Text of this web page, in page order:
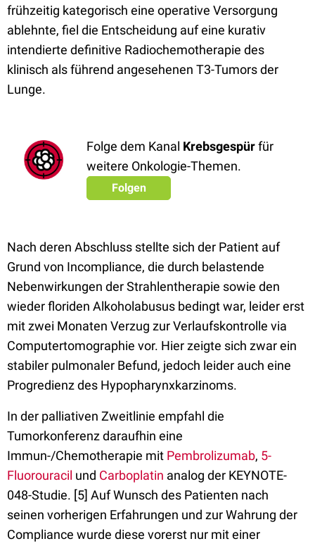
frühzeitig kategorisch eine operative Versorgung
ablehnte, fiel die Entscheidung auf eine kurativ
intendierte definitive Radiochemotherapie des
klinisch als führend angesehenen T3-Tumors der
Lunge.
Folge dem Kanal Krebsgespürfür
weitere Onkologie-Themen.
Folgen
Nach deren Abschluss stellte sich der Patient auf
Grund von Incompliance, die durch belastende
Nebenwirkungen der Strahlentherapie sowie den
wieder floriden Alkoholabusus bedingt war, leider erst
mit zwei Monaten Verzug zur Verlaufskontrolle via
Computertomographie vor. Hier zeigte sich zwar ein
stabiler pulmonaler Befund, jedoch leider auch eine
Progredienz des Hypopharynxkarzinoms.
In der palliativen Zweitlinie empfahl die
Tumorkonferenz daraufhin eine
Immun-/Chemotherapie mit Pembrolizumab, 5-
Fluorouracil und Carboplatin analog der KEYNOTE-
048-Studie. [5] Auf Wunsch des Patienten nach
seinen vorherigen Erfahrungen und zur Wahrung der
Compliance wurde diese vorerst nur mit einer